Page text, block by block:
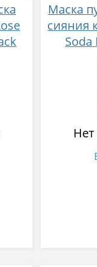
Маска
сияния
Soda